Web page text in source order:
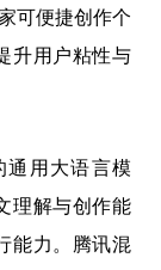
可便捷创作个
升用户粘性与
通用大语言模
理解与创作能
能力。腾讯混